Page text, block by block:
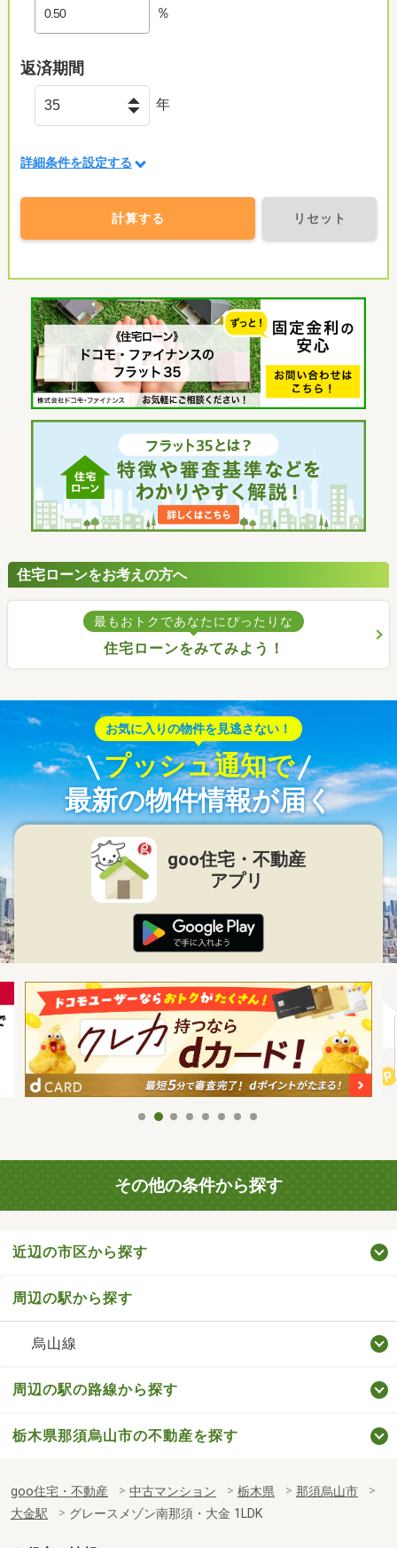
％
返済期間
年
詳細条件を設定する
計算する リセット
住宅ローンをお考えの方へ
最もおトクであなたにぴったりな
住宅ローンをみてみよう！
お気に入りの物件を見逃さない！
プッシュ通知で
最新の物件情報が届く
goo住宅・不動産
アプリ
その他の条件から探す
近辺の市区から探す
周辺の駅から探す
烏山線
周辺の駅の路線から探す
栃木県那須烏山市の不動産を探す
goo住宅・不動産 中古マンション 栃木県
那須烏山市
大金駅
グレースメゾン南那須・大金 1LDK